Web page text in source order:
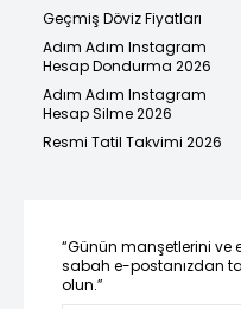
Geçmiş Döviz Fiyatları
Adım Adım Instagram
Hesap Dondurma 2026
Adım Adım Instagram
Hesap Silme 2026
Resmi Tatil Takvimi 2026
“Günün manşetlerini ve
sabah e-postanızdan
olun.”